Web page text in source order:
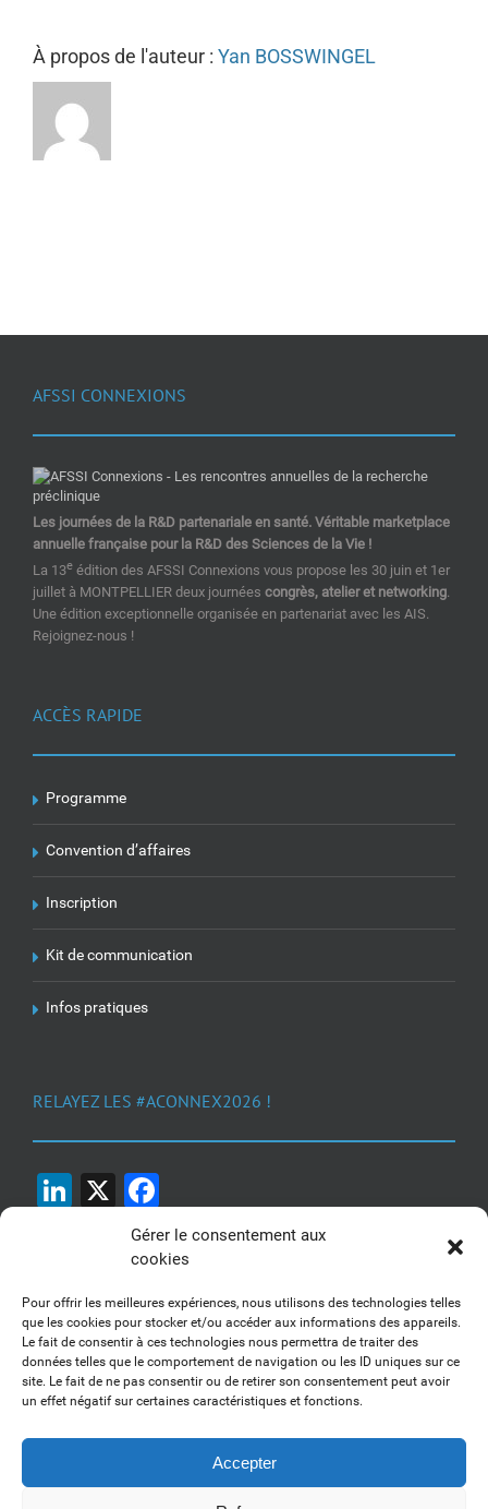
Gérer le consentement aux
cookies
Pour offrir les meilleures expériences, nous utilisons des technologies telles
que les cookies pour stocker et/ou accéder aux informations des appareils.
Le fait de consentir à ces technologies nous permettra de traiter des
données telles que le comportement de navigation ou les ID uniques sur ce
site. Le fait de ne pas consentir ou de retirer son consentement peut avoir
un effet négatif sur certaines caractéristiques et fonctions.
Accepter
À propos de l'auteur : Yan BOSSWINGEL
AFSSI CONNEXIONS
Les journées de la R&D partenariale en santé. Véritable marketplace
annuelle française pour la R&D des Sciences de la Vie !
La 13e édition des AFSSI Connexions vous propose les 30 juin et 1er
juillet à MONTPELLIER deux journées congrès, atelier et networking.
Une édition exceptionnelle organisée en partenariat avec les AIS.
Rejoignez-nous !
ACCÈS RAPIDE
Programme
Convention d’affaires
Inscription
Kit de communication
Infos pratiques
RELAYEZ LES #ACONNEX2026 !
LinkedIn
X
1, 2, 3... Buzzez !
Découvrez nos kits communication